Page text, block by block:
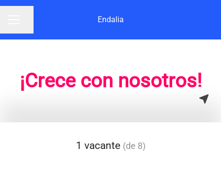
Endalia
¡Crece con nosotros!
1 vacante (de 8)